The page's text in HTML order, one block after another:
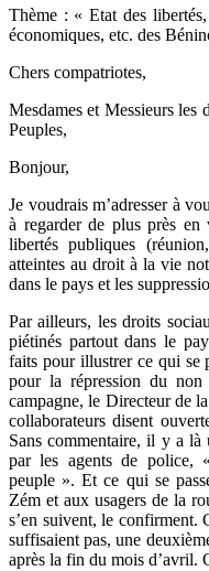
Thème : « Etat des
économiques, etc. des
Chers compatriotes,
Mesdames et Messieurs les
Peuples,
Bonjour,
Je voudrais m’adresser à
à regarder de plus près en
libertés publiques
atteintes au droit à la vie
dans le pays et les
Par ailleurs, les droits
piétinés partout dans le
faits pour illustrer ce qui se
pour la répression du non
campagne, le Directeur de
collaborateurs disent
Sans commentaire, il y a là
par les agents de police,
peuple ». Et ce qui se
Zém et aux usagers de la
s’en suivent, le confirment.
suffisaient pas, une
après la fin du mois d’avril.